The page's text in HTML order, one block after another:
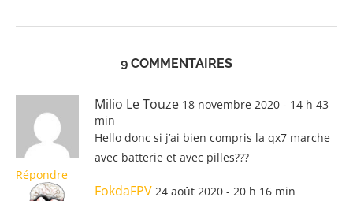
9 COMMENTAIRES
Milio Le Touze 18 novembre 2020 - 14 h 43
min
Hello donc si j’ai bien compris la qx7 marche
avec batterie et avec pilles???
Répondre
FokdaFPV 24 août 2020 - 20 h 16 min